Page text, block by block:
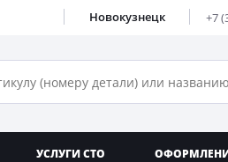
Новокузнецк +7
УСЛУГИ СТО